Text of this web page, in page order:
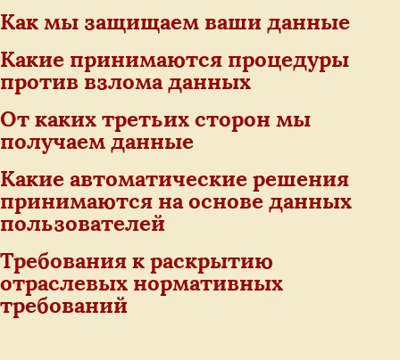
Как мы защищаем ваши данные
Какие принимаются процедуры
против взлома данных
От каких третьих сторон мы
получаем данные
Какие автоматические решения
принимаются на основе данных
пользователей
Требования к раскрытию
отраслевых нормативных
требований